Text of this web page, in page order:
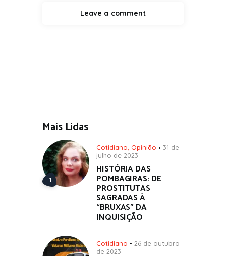
Mais Lidas
Cotidiano, Opinião
31 de
julho de 2023
HISTÓRIA DAS
POMBAGIRAS: DE
PROSTITUTAS
SAGRADAS À
“BRUXAS” DA
INQUISIÇÃO
Cotidiano
26 de outubro
de 2023